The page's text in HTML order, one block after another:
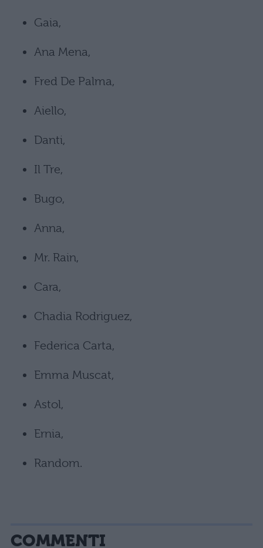
Gaia,
Ana Mena,
Fred De Palma,
Aiello,
Danti,
Il Tre,
Bugo,
Anna,
Mr. Rain,
Cara,
Chadia Rodriguez,
Federica Carta,
Emma Muscat,
Astol,
Ernia,
Random.
COMMENTI